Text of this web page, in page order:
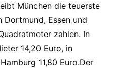
München die teuerste
Essen und
zahlen. In
14,20 Euro, in
11,80 Euro.Der